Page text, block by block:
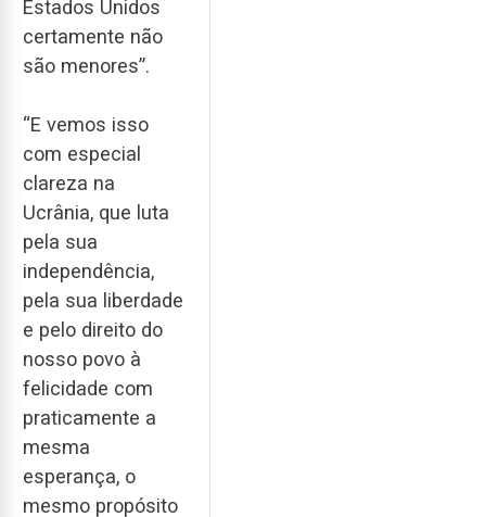
Estados Unidos
certamente não
são menores”.
“E vemos isso
com especial
clareza na
Ucrânia, que luta
pela sua
independência,
pela sua liberdade
e pelo direito do
nosso povo à
felicidade com
praticamente a
mesma
esperança, o
mesmo propósito